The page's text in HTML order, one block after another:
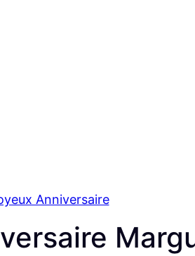
Anniversaire